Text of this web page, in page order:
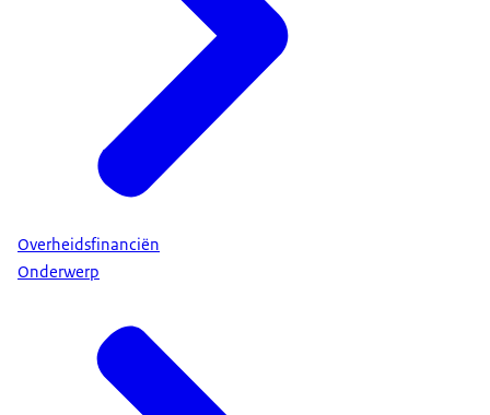
Overheidsfinanciën
Onderwerp